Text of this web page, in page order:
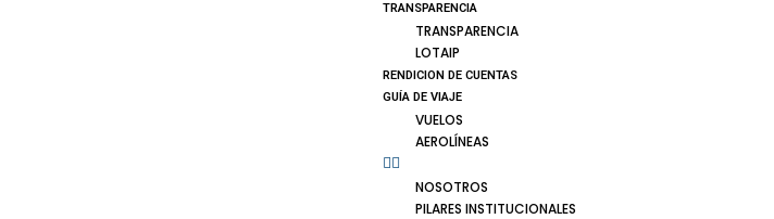
TRANSPARENCIA
TRANSPARENCIA
LOTAIP
RENDICION DE CUENTAS
GUÍA DE VIAJE
VUELOS
AEROLÍNEAS
NOSOTROS
PILARES INSTITUCIONALES